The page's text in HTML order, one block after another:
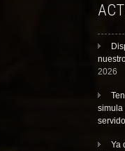
2026
simula
Ya